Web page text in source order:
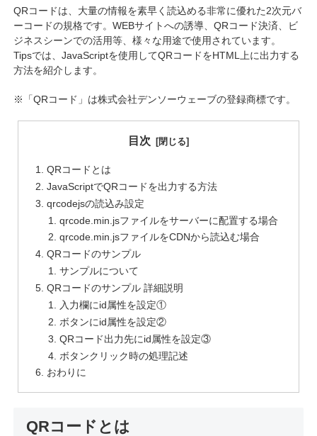
QRコードは、大量の情報を素早く読込める非常に優れた2次元バ
ーコードの規格です。WEBサイトへの誘導、QRコード決済、ビ
ジネスシーンでの活用等、様々な用途で使用されています。
Tipsでは、JavaScriptを使用してQRコードをHTML上に出力する
方法を紹介します。
※「QRコード」は株式会社デンソーウェーブの登録商標です。
目次
QRコードとは
JavaScriptでQRコードを出力する方法
qrcodejsの読込み設定
qrcode.min.jsファイルをサーバーに配置する場合
qrcode.min.jsファイルをCDNから読込む場合
QRコードのサンプル
サンプルについて
QRコードのサンプル 詳細説明
入力欄にid属性を設定①
ボタンにid属性を設定②
QRコード出力先にid属性を設定③
ボタンクリック時の処理記述
おわりに
QRコードとは